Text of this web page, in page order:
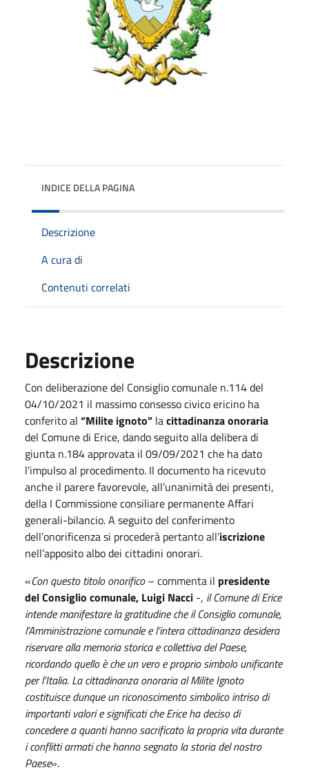
INDICE DELLA PAGINA
Descrizione
A cura di
Contenuti correlati
Descrizione
Con deliberazione del Consiglio comunale n.114 del
04/10/2021 il massimo consesso civico ericino ha
conferito al “Milite ignoto” lacittadinanza onoraria
del Comune di Erice, dando seguito alla delibera di
giunta n.184 approvata il 09/09/2021 che ha dato
l’impulso al procedimento. Il documento ha ricevuto
anche il parere favorevole, all’unanimità dei presenti,
della I Commissione consiliare permanente Affari
generali-bilancio. A seguito del conferimento
dell’onorificenza si procederà pertanto all’iscrizione
nell’apposito albo dei cittadini onorari.
«Con questo titolo onorifico– commenta il presidente
del Consiglio comunale, Luigi Nacci -, il Comune di Erice
intende manifestare la gratitudine che il Consiglio comunale,
l’Amministrazione comunale e l’intera cittadinanza desidera
riservare alla memoria storica e collettiva del Paese,
ricordando quello è che un vero e proprio simbolo unificante
per l’Italia. La cittadinanza onoraria al Milite Ignoto
costituisce dunque un riconoscimento simbolico intriso di
importanti valori e significati che Erice ha deciso di
concedere a quanti hanno sacrificato la propria vita durante
i conflitti armati che hanno segnato la storia del nostro
Paese».